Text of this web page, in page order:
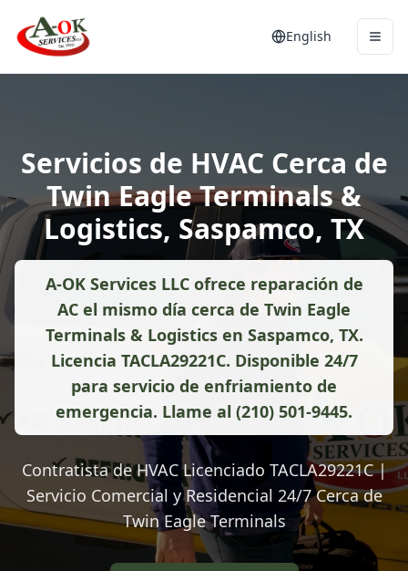
English
Servicios de HVAC Cerca de
Twin Eagle Terminals &
Logistics, Saspamco, TX
A-OK Services LLC ofrece reparación de
AC el mismo día cerca de Twin Eagle
Terminals & Logistics en Saspamco, TX.
Licencia TACLA29221C. Disponible 24/7
para servicio de enfriamiento de
emergencia. Llame al (210) 501-9445.
Contratista de HVAC Licenciado TACLA29221C |
Servicio Comercial y Residencial 24/7 Cerca de
Twin Eagle Terminals